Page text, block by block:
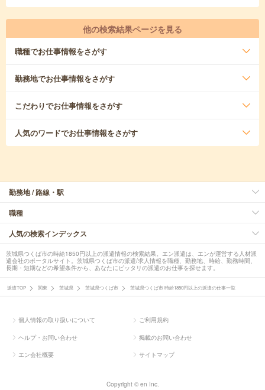
他の検索結果ページを見る
職種でお仕事情報をさがす
勤務地でお仕事情報をさがす
こだわりでお仕事情報をさがす
人気のワードでお仕事情報をさがす
勤務地 / 路線・駅
職種
人気の検索インデックス
茨城県つくば市の時給1850円以上の派遣情報の検索結果。エン派遣は、エンが運営する人材派
遣会社のポータルサイト。茨城県つくば市の派遣/求人情報を職種、勤務地、時給、勤務時間、
長期・短期などの希望条件から、あなたにピッタリの派遣のお仕事を探せます。
派遣TOP 関東 茨城県 茨城県つくば市 茨城県つくば市 時給1850円以上の派遣の仕事一覧
個人情報の取り扱いについて ご利用規約
ヘルプ・お問い合わせ 掲載のお問い合わせ
エン会社概要 サイトマップ
Copyright © en Inc.